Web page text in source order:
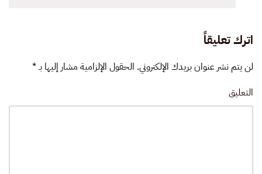
اترك تعليقاً
لن يتم نشر عنوان بريدك الإلكتروني. الحقول الإلزامية مشار إليها بـ*
التعليق